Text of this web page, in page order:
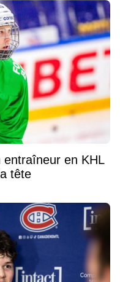
entraîneur en KHL
tête